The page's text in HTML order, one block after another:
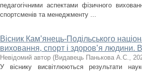
педагогічними аспектами фізичного
спортсменів та менеджменту ...
Вісник Кам’янець-Подільського
виховання, спорт і здоров’я людини.
Невідомий автор (Видавець Панькова А.С.,
У віснику висвітлюються результати